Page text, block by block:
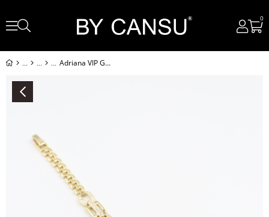
0
Adriana VIP Gold Bileklik (14k)